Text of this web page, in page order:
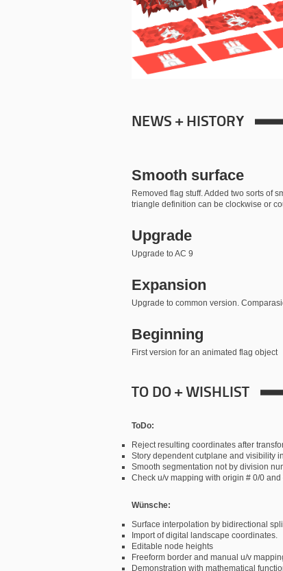
NEWS + HISTORY
Smooth surface
Removed flag stuff. Added two sorts of
triangle definition can be clockwise or
Upgrade
Upgrade to AC 9
Expansion
Upgrade to common version.
Beginning
First version for an animated flag object
TO DO + WISHLIST
ToDo:
Reject resulting coordinates after
Story dependent cutplane and visibility
Smooth segmentation not by division
Check u/v mapping with origin # 0/0
Wünsche:
Surface interpolation by bidirectional
Import of digital landscape coordinates.
Editable node heights
Freeform border and manual u/v
Demonstration with mathematical